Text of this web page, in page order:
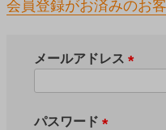
会員登録がお済みのお
メールアドレス
パスワード